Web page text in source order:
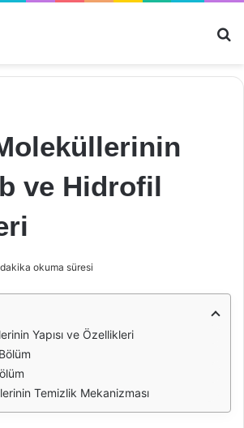
ve Hidrofil
okuma süresi
Yapısı ve Özellikleri
Temizlik Mekanizması